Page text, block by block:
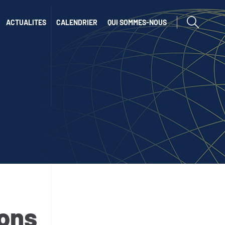
ACTUALITES CALENDRIER QUI SOMMES-NOUS afficher ou